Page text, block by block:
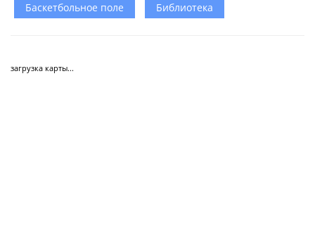
Баскетбольное поле
Библиотека
загрузка карты...